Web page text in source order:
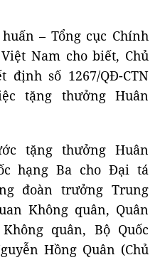
– Tổng cục Chính
Nam cho biết, Chủ
số 1267/QĐ-CTN
tặng thưởng Huân
tặng thưởng Huân
hạng Ba cho Đại tá
đoàn trưởng Trung
Không quân, Quân
quân, Bộ Quốc
Hồng Quân (Chủ